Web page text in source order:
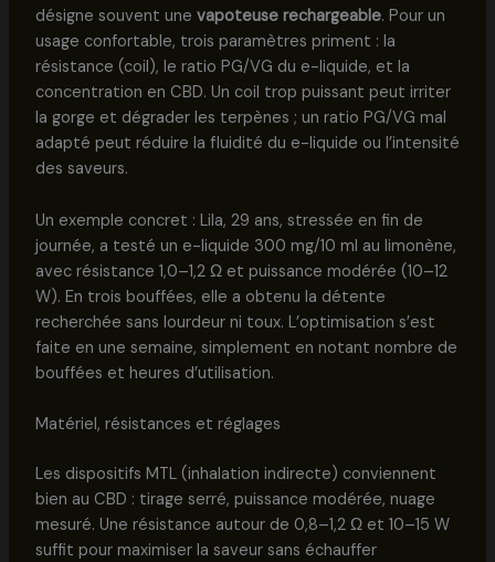
désigne souvent une vapoteuse rechargeable. Pour un
usage confortable, trois paramètres priment : la
résistance (coil), le ratio PG/VG du e-liquide, et la
concentration en CBD. Un coil trop puissant peut irriter
la gorge et dégrader les terpènes ; un ratio PG/VG mal
adapté peut réduire la fluidité du e-liquide ou l’intensité
des saveurs.
Un exemple concret : Lila, 29 ans, stressée en fin de
journée, a testé un e-liquide 300 mg/10 ml au limonène,
avec résistance 1,0–1,2 Ω et puissance modérée (10–12
W). En trois bouffées, elle a obtenu la détente
recherchée sans lourdeur ni toux. L’optimisation s’est
faite en une semaine, simplement en notant nombre de
bouffées et heures d’utilisation.
Matériel, résistances et réglages
Les dispositifs MTL (inhalation indirecte) conviennent
bien au CBD : tirage serré, puissance modérée, nuage
mesuré. Une résistance autour de 0,8–1,2 Ω et 10–15 W
suffit pour maximiser la saveur sans échauffer